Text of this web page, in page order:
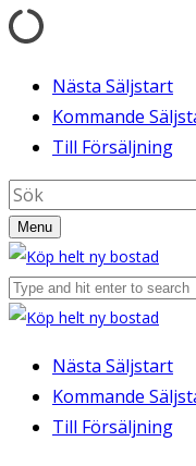
Nästa Säljstart
Kommande
Till Försäljning
Menu
Nästa Säljstart
Kommande
Till Försäljning